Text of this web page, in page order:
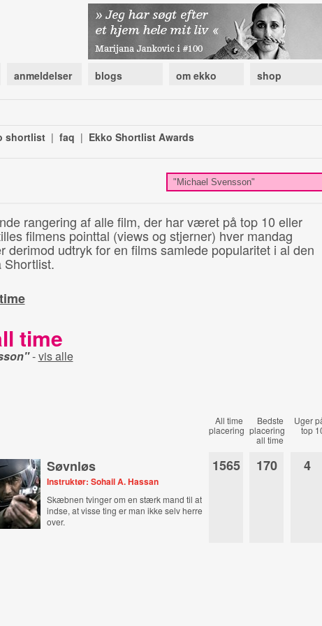
anmeldelser blogs om ekko shop
shortlist | faq | Ekko Shortlist Awards
rangering af alle film, der har været på top 10 eller
filmens pointtal (views og stjerner) hver mandag
derimod udtryk for en films samlede popularitet i al den
time
-vis alle
All time
placering
Bedste
placering
all time
Uger
top
Søvnløs
Instruktør: Sohail A. Hassan
Skæbnen tvinger om en stærk mand til at
indse, at visse ting er man ikke selv herre
over.
1565 170 4